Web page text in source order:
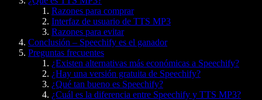
Razones para comprar
Interfaz de usuario de TTS MP3
Razones para evitar
Conclusión – Speechify es el ganador
Preguntas frecuentes
¿Existen alternativas más económicas a Speechify?
¿Hay una versión gratuita de Speechify?
¿Qué tan bueno es Speechify?
¿Cuál es la diferencia entre Speechify y TTS MP3?